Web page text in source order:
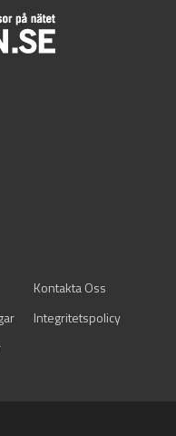
Kontakta Oss
Integritetspolicy